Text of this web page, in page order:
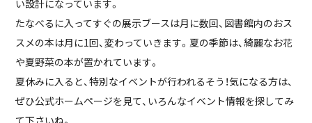
い設計になっています。
たなべるに入ってすぐの展示ブースは月に数回、図書館内のおス
スメの本は月に1回、変わっていきます。夏の季節は、綺麗なお花
や夏野菜の本が置かれています。
夏休みに入ると、特別なイベントが行われるそう！気になる方は、
ぜひ公式ホームページを見て、いろんなイベント情報を探してみ
て下さいね。